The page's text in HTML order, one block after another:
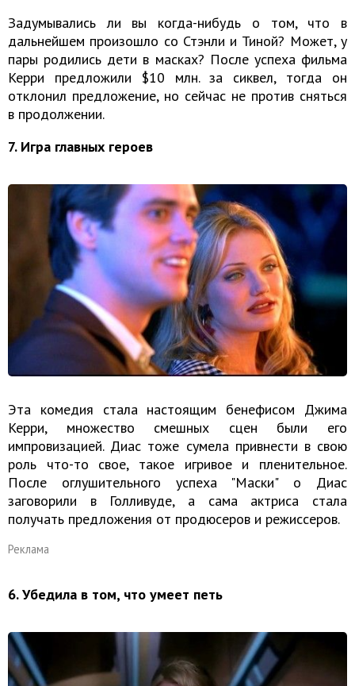
Задумывались ли вы когда-нибудь о том, что в
дальнейшем произошло со Стэнли и Тиной? Может, у
пары родились дети в масках? После успеха фильма
Керри предложили $10 млн. за сиквел, тогда он
отклонил предложение, но сейчас не против сняться
в продолжении.
7. Игра главных героев
Эта комедия стала настоящим бенефисом Джима
Керри, множество смешных сцен были его
импровизацией. Диас тоже сумела привнести в свою
роль что-то свое, такое игривое и пленительное.
После оглушительного успеха "Маски" о Диас
заговорили в Голливуде, а сама актриса стала
получать предложения от продюсеров и режиссеров.
Реклама
6. Убедила в том, что умеет петь